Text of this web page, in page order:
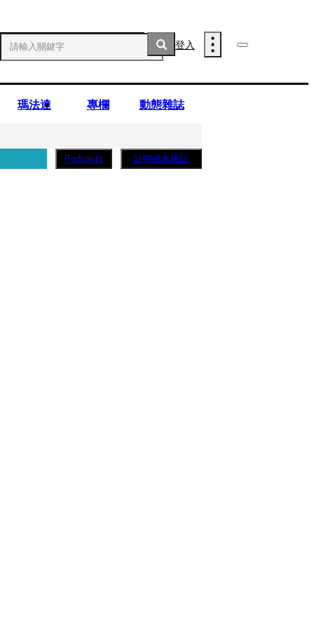
登入
瑪法達 專欄 動態雜誌
糕」
Podcasts 訂閱紙本雜誌